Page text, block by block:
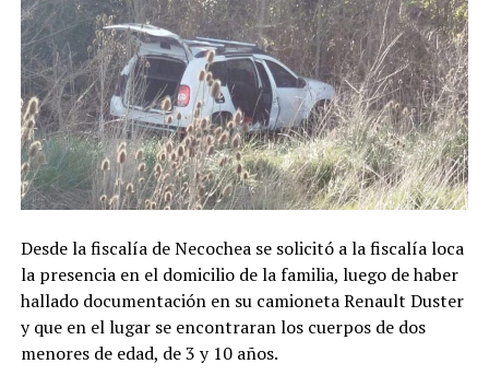
Desde la fiscalía de Necochea se solicitó a la fiscalía loca
la presencia en el domicilio de la familia, luego de haber
hallado documentación en su camioneta Renault Duster
y que en el lugar se encontraran los cuerpos de dos
menores de edad, de 3 y 10 años.